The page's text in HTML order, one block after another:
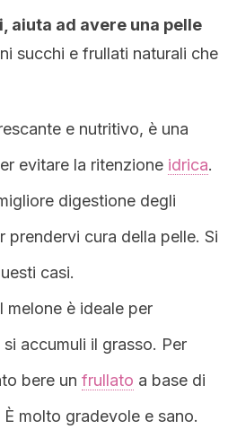
aiuta ad avere una pelle
succhi e frullati naturali che
e nutritivo, è una
evitare la ritenzione idrica.
digestione degli
cura della pelle. Si
casi.
è ideale per
accumuli il grasso. Per
bere un frullato a base di
molto gradevole e sano.